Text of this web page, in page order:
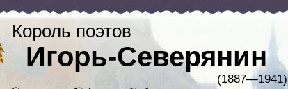
Король поэтов
Игорь-Северянин
(1887—1941)